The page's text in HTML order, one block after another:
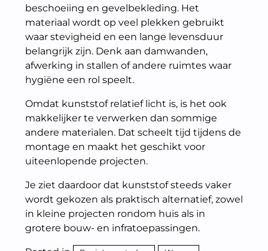
beschoeiing en gevelbekleding. Het
materiaal wordt op veel plekken gebruikt
waar stevigheid en een lange levensduur
belangrijk zijn. Denk aan damwanden,
afwerking in stallen of andere ruimtes waar
hygiëne een rol speelt.
Omdat kunststof relatief licht is, is het ook
makkelijker te verwerken dan sommige
andere materialen. Dat scheelt tijd tijdens de
montage en maakt het geschikt voor
uiteenlopende projecten.
Je ziet daardoor dat kunststof steeds vaker
wordt gekozen als praktisch alternatief, zowel
in kleine projecten rondom huis als in
grotere bouw- en infratoepassingen.